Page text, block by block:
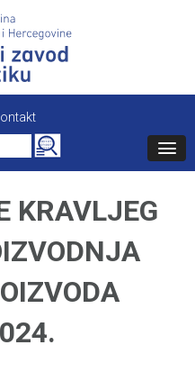
Search
for:
KRAVLJEG